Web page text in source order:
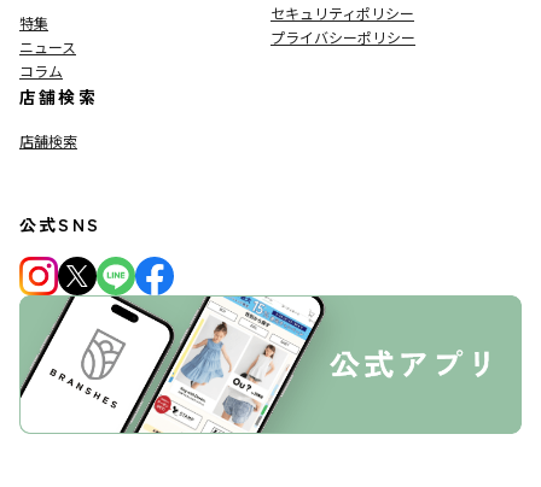
特集
ニュース
コラム
店舗検索
店舗検索
セキュリティポリシー
プライバシーポリシー
公式SNS